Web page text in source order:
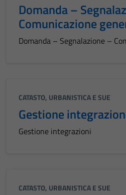
Domanda –
Comunicazione
Domanda – Segnalazione –
CATASTO, URBANISTICA E SUE
Gestione
Gestione integrazioni
CATASTO, URBANISTICA E SUE